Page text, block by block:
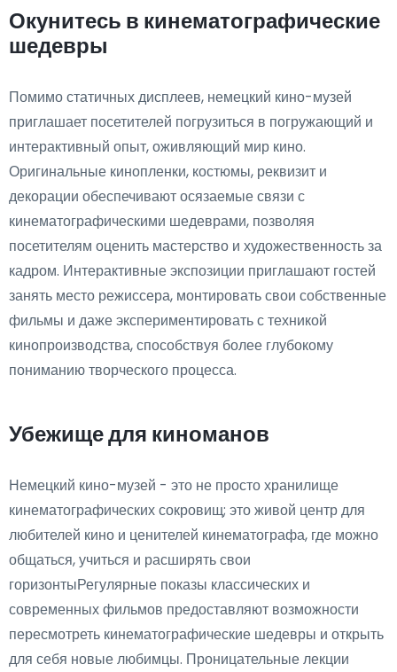
Окунитесь в кинематографические
шедевры
Помимо статичных дисплеев, немецкий кино-музей
приглашает посетителей погрузиться в погружающий и
интерактивный опыт, оживляющий мир кино.
Оригинальные кинопленки, костюмы, реквизит и
декорации обеспечивают осязаемые связи с
кинематографическими шедеврами, позволяя
посетителям оценить мастерство и художественность за
кадром. Интерактивные экспозиции приглашают гостей
занять место режиссера, монтировать свои собственные
фильмы и даже экспериментировать с техникой
кинопроизводства, способствуя более глубокому
пониманию творческого процесса.
Убежище для киноманов
Немецкий кино-музей - это не просто хранилище
кинематографических сокровищ; это живой центр для
любителей кино и ценителей кинематографа, где можно
общаться, учиться и расширять свои
горизонтыРегулярные показы классических и
современных фильмов предоставляют возможности
пересмотреть кинематографические шедевры и открыть
для себя новые любимцы. Проницательные лекции